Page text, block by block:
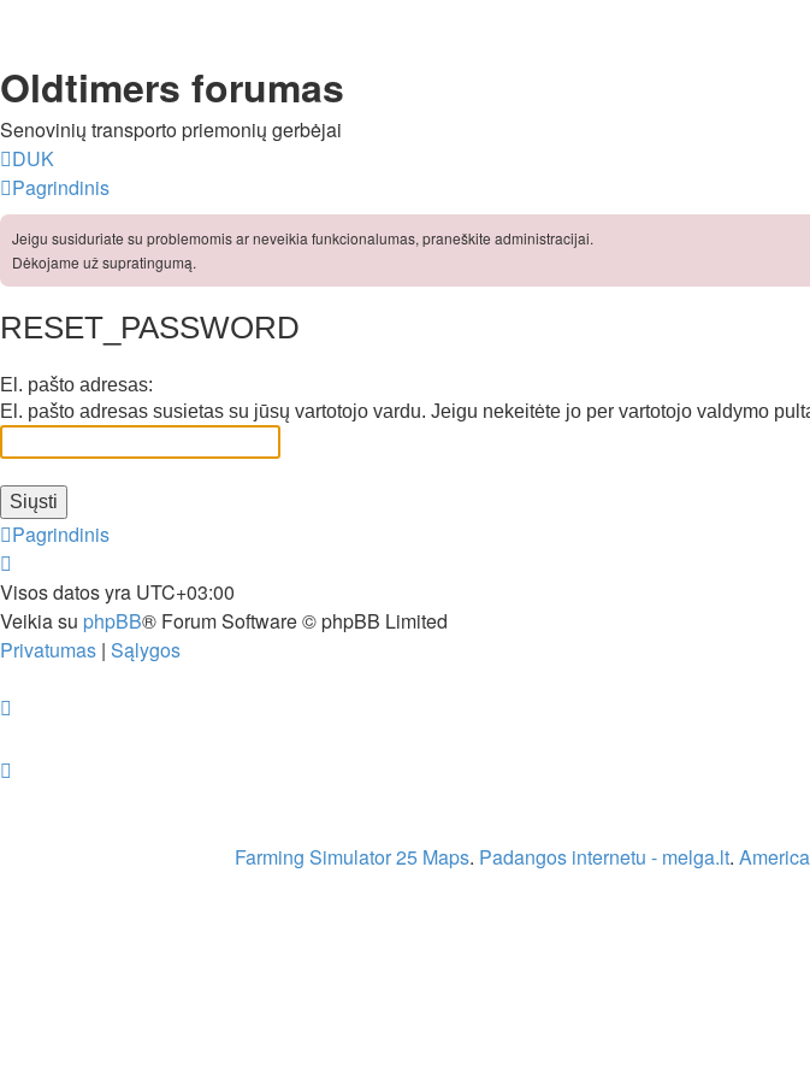
Oldtimers forumas
Senovinių transporto priemonių gerbėjai
DUK
Pagrindinis
Jeigu susiduriate su problemomis ar neveikia funkcionalumas, praneškite administracijai.
Dėkojame už supratingumą.
RESET_PASSWORD
El. pašto adresas:
El. pašto adresas susietas su jūsų vartotojo vardu. Jeigu nekeitėte jo per vartotojo valdymo
Pagrindinis
Visos datos yra UTC+03:00
Veikia su phpBB® Forum Software © phpBB Limited
Privatumas | Sąlygos
Farming Simulator 25 Maps. Padangos internetu - melga.lt.